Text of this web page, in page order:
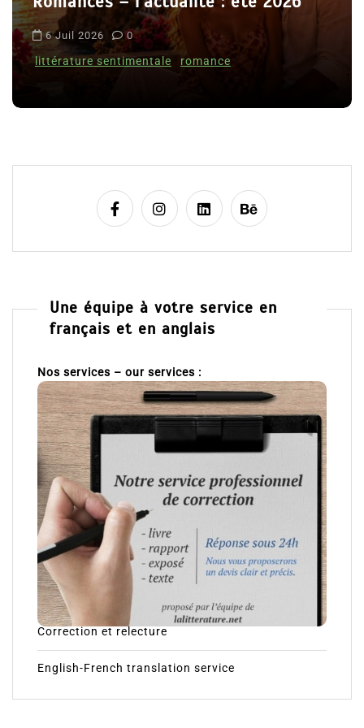
t
i
c
e
Le coupable n’est pas Camille de
Clara Delcourt
Une équipe à votre service en
français et en anglais
Nos services – our services :
Correction et relecture
English-French translation service